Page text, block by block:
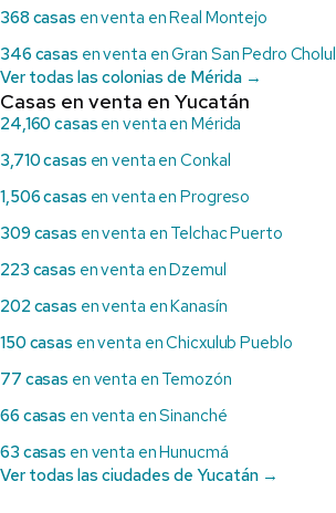
368 casas en venta en Real Montejo
346 casas en venta en Gran San Pedro Cholul
Ver todas las colonias de Mérida →
Casas en venta en Yucatán
24,160 casas en venta en Mérida
3,710 casas en venta en Conkal
1,506 casas en venta en Progreso
309 casas en venta en Telchac Puerto
223 casas en venta en Dzemul
202 casas en venta en Kanasín
150 casas en venta en Chicxulub Pueblo
77 casas en venta en Temozón
66 casas en venta en Sinanché
63 casas en venta en Hunucmá
Ver todas las ciudades de Yucatán →